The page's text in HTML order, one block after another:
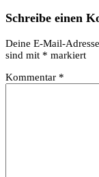
Schreibe einen
Deine E-Mail-
sind mit * markiert
Kommentar *